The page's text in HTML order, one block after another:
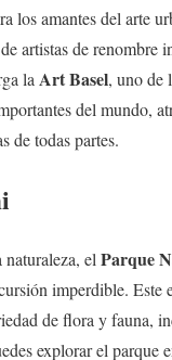
los amantes del arte
artistas de renombre
la Art Basel, uno de
del mundo,
de todas partes.
naturaleza, el Parque
imperdible. Este
de flora y fauna,
explorar el parque